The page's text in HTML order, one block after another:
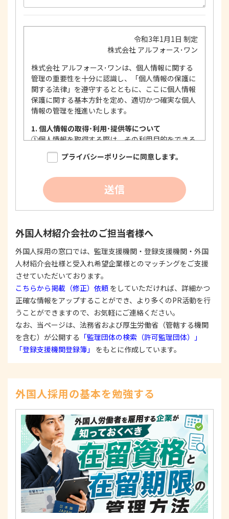
令和3年1月1日 制定
株式会社 アルフォース･ワン
株式会社 アルフォース･ワンは、個人情報に関する
管理の重要性を十分に認識し、「個人情報の保護に
関する法律」を遵守するとともに、ここに個人情報
保護に関する基本方針を定め、適切かつ確実な個人
情報の管理を推進いたします。
1. 個人情報の取得･利用･提供等について
①個人情報を取得する際は、その利用目的をできる
限り明確に特定し、その目的達成に必要な限度に
おいて適法かつ公正な手段を用い、同意を得て取
個人情報を利用する際は、本人に明示、通知、ま
たは公表した利用目的の範囲内に限定し、それに
反する目的外利用を行なわないための措置を講じ
する際は、本人が同意を与えた利用目的の範囲内
で、適法にこれを行います。
2. 安全対策の実施について
個人情報の正確性およびその利用の安全性を確保す
るため、情報セキュリティ対策を始めとする安全措
置を構築し、個人情報への不正アクセス、個人情報
の漏洩、滅失または毀損等の的確な防止とセキュリ
ティの是正に努めます。
3. 苦情および相談等に対する適正な対応について
本人からの苦情および相談があった場合には、適切
示、訂正、削除、または利用もしくは提供の停止等
を求められたときは、適法かつ遅滞なく応じます。
4. 法令・指針・規範の遵守について
適正な個人情報保護の実現のため、個人情報の取扱
いに関する法令、国が定める指針およびその他の規
範を遵守します。
個人情報に関するお問い合わせ窓口
〒125-0061
東京都葛飾区亀有3-21-11 藍ビル202
TEL：0120-550-580
株式会社 アルフォース･ワン 個人情報保護担当
プライバシーポリシーに同意します。
送信
外国人材紹介会社のご担当者様へ
外国人採用の窓口では、監理支援機関・登録支援機関・外国
人材紹介会社様と受入れ希望企業様とのマッチングをご支援
させていただいております。
こちらから掲載（修正）依頼 をしていただければ、詳細かつ
正確な情報をアップすることができ、より多くのPR活動を行
うことができますので、お気軽にご連絡ください。
なお、当ページは、法務省および厚生労働省（管轄する機関
を含む）が公開する 「監理団体の検索（許可監理団体）」
「登録支援機関登録簿」
をもとに作成しています。
外国人採用の基本を勉強する